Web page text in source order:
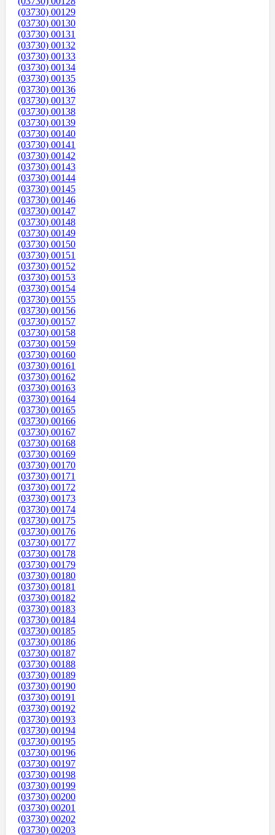
(03730) 00129
(03730) 00130
(03730) 00131
(03730) 00132
(03730) 00133
(03730) 00134
(03730) 00135
(03730) 00136
(03730) 00137
(03730) 00138
(03730) 00139
(03730) 00140
(03730) 00141
(03730) 00142
(03730) 00143
(03730) 00144
(03730) 00145
(03730) 00146
(03730) 00147
(03730) 00148
(03730) 00149
(03730) 00150
(03730) 00151
(03730) 00152
(03730) 00153
(03730) 00154
(03730) 00155
(03730) 00156
(03730) 00157
(03730) 00158
(03730) 00159
(03730) 00160
(03730) 00161
(03730) 00162
(03730) 00163
(03730) 00164
(03730) 00165
(03730) 00166
(03730) 00167
(03730) 00168
(03730) 00169
(03730) 00170
(03730) 00171
(03730) 00172
(03730) 00173
(03730) 00174
(03730) 00175
(03730) 00176
(03730) 00177
(03730) 00178
(03730) 00179
(03730) 00180
(03730) 00181
(03730) 00182
(03730) 00183
(03730) 00184
(03730) 00185
(03730) 00186
(03730) 00187
(03730) 00188
(03730) 00189
(03730) 00190
(03730) 00191
(03730) 00192
(03730) 00193
(03730) 00194
(03730) 00195
(03730) 00196
(03730) 00197
(03730) 00198
(03730) 00199
(03730) 00200
(03730) 00201
(03730) 00202
(03730) 00203